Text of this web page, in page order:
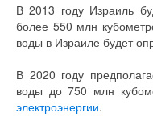
В 2013 году Израиль
более 550 млн
воды в Израиле будет
В 2020 году
воды до 750 млн
электроэнергии.